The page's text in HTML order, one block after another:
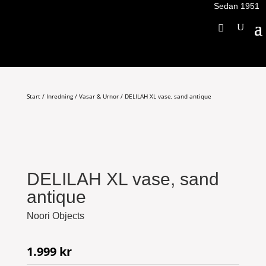
Sedan 1951
Start/ Inredning/ Vasar & Urnor/ DELILAH XL vase, sand antique
DELILAH XL vase, sand
antique
Noori Objects
1.999 kr